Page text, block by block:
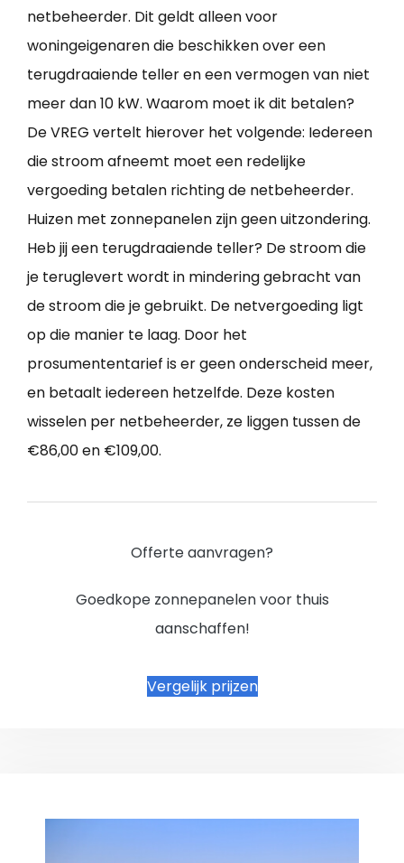
netbeheerder. Dit geldt alleen voor
woningeigenaren die beschikken over een
terugdraaiende teller en een vermogen van niet
meer dan 10 kW. Waarom moet ik dit betalen?
De VREG vertelt hierover het volgende: Iedereen
die stroom afneemt moet een redelijke
vergoeding betalen richting de netbeheerder.
Huizen met zonnepanelen zijn geen uitzondering.
Heb jij een terugdraaiende teller? De stroom die
je teruglevert wordt in mindering gebracht van
de stroom die je gebruikt. De netvergoeding ligt
op die manier te laag. Door het
prosumententarief is er geen onderscheid meer,
en betaalt iedereen hetzelfde. Deze kosten
wisselen per netbeheerder, ze liggen tussen de
€86,00 en €109,00.
Offerte aanvragen?
Goedkope zonnepanelen voor thuis
aanschaffen!
Vergelijk prijzen